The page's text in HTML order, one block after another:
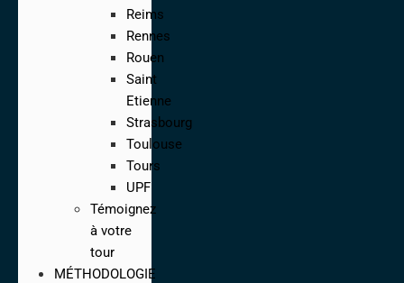
Reims
Rennes
Rouen
Saint
Etienne
Strasbourg
Toulouse
Tours
UPF
Témoignez
à votre
tour
MÉTHODOLOGIE